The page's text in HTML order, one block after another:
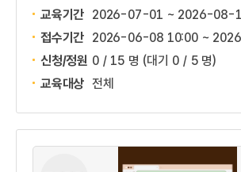
교육기간 2026-07-01 ~ 2026-08-
접수기간 2026-06-08 10:00 ~
신청/정원 0 / 15 명 (대기 0 / 5 명)
교육대상 전체